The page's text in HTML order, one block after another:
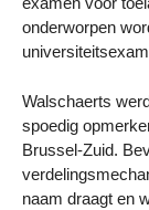
onderworpen
Walschaerts
spoedig
Brussel-Zuid.
naam draagt en